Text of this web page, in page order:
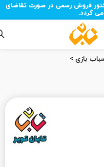
فروش رسمی در صورت تقاضای
گردد.
بازی